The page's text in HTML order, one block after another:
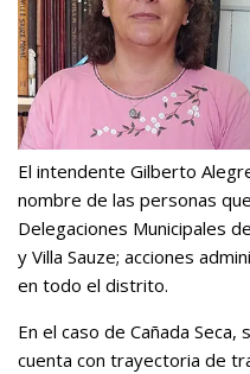
El intendente Gilberto
nombre de las personas
Delegaciones Municipales
y Villa Sauze; acciones
en todo el distrito.
En el caso de Cañada
cuenta con trayectoria de